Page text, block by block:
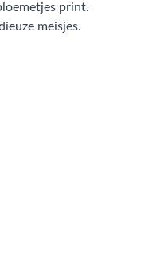
print.
meisjes.